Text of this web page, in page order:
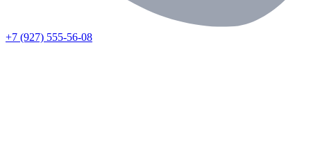
+7 (927) 555-56-08